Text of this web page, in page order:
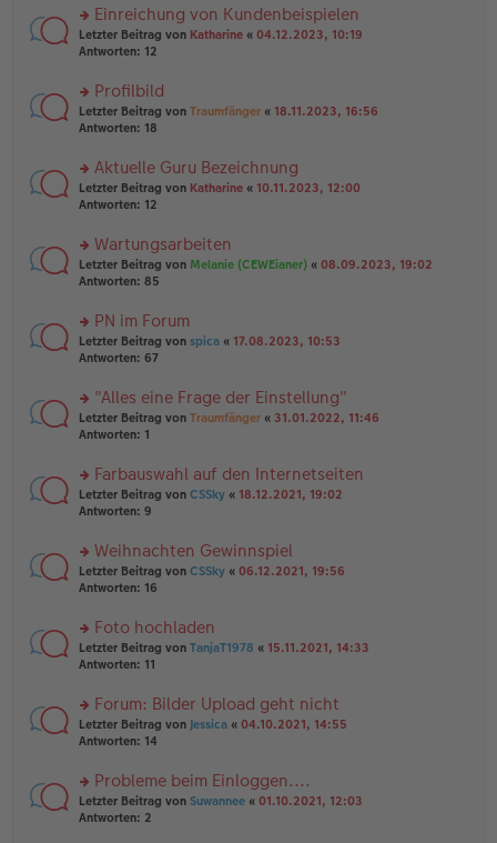
ger
B
ei
tr
g
el
es
e
B
ei
tr
g
rs
te
n
g
el
e
n
er
tr
a
g
Einreichung von Kundenbeispielen
Letzter Beitrag von Katharine « 04.12.2023, 10:19
Antworten: 12
rs
te
n
g
el
e
n
er
tr
a
g
Profilbild
Letzter Beitrag von Traumfänger « 18.11.2023, 16:56
Antworten: 18
rs
te
n
g
el
e
n
er
tr
a
g
Aktuelle Guru Bezeichnung
Letzter Beitrag von Katharine « 10.11.2023, 12:00
Antworten: 12
rs
te
n
g
el
e
n
er
tr
a
g
Wartungsarbeiten
Letzter Beitrag von Melanie (CEWEianer) « 08.09.2023, 19:02
Antworten: 85
rs
te
n
g
el
e
n
er
tr
a
g
PN im Forum
Letzter Beitrag von spica « 17.08.2023, 10:53
Antworten: 67
rs
te
n
g
el
e
n
er
tr
a
g
"Alles eine Frage der Einstellung"
Letzter Beitrag von Traumfänger « 31.01.2022, 11:46
Antworten: 1
rs
te
n
g
el
e
n
er
tr
a
g
Farbauswahl auf den Internetseiten
Letzter Beitrag von CSSky « 18.12.2021, 19:02
Antworten: 9
rs
te
n
g
el
e
n
er
tr
a
g
Weihnachten Gewinnspiel
Letzter Beitrag von CSSky « 06.12.2021, 19:56
Antworten: 16
rs
te
n
g
el
e
n
er
Foto hochladen
Letzter Beitrag von TanjaT1978 « 15.11.2021, 14:33
Antworten: 11
rs
te
n
g
el
Forum: Bilder Upload geht nicht
Letzter Beitrag von Jessica « 04.10.2021, 14:55
Antworten: 14
rs
te
Probleme beim Einloggen....
Letzter Beitrag von Suwannee « 01.10.2021, 12:03
Antworten: 2